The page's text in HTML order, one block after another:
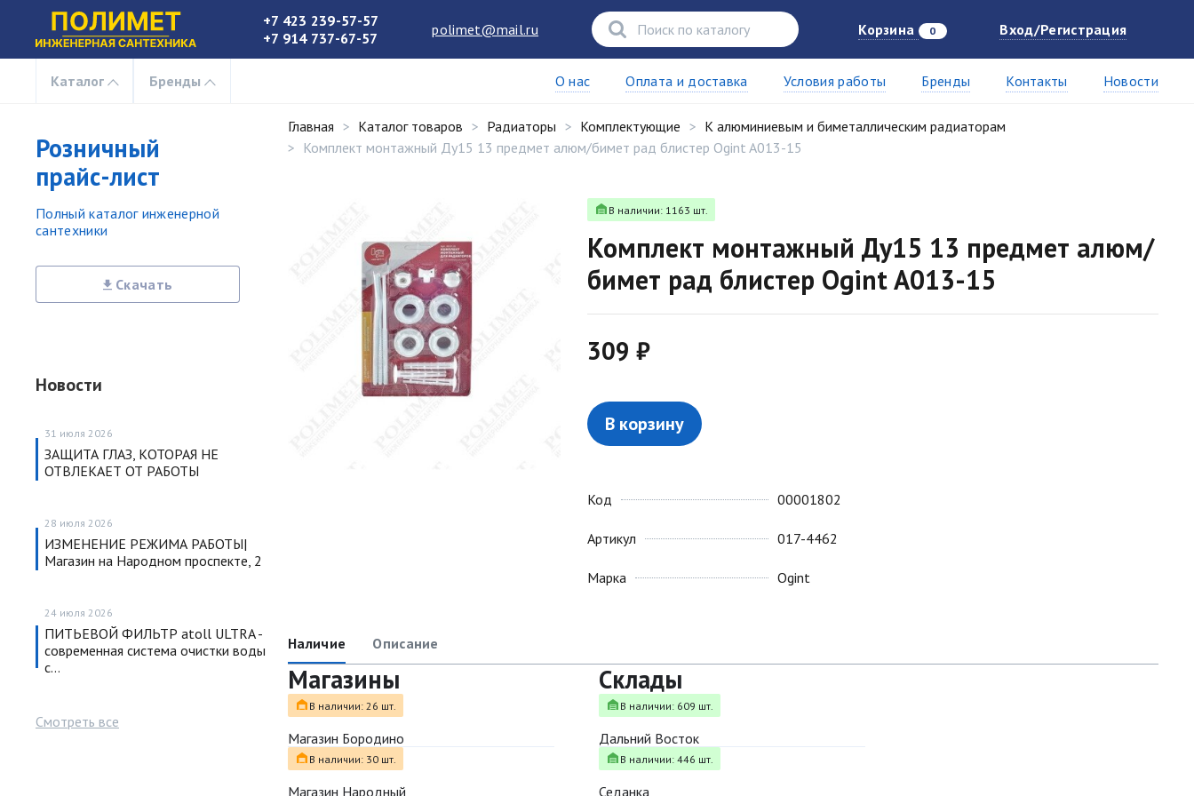
+7 423 239-57-57
+7 914 737-67-57
polimet@mail.ru Корзина 0 Вход/Регистрация
Каталог Бренды О нас Оплата и доставка Условия работы Бренды Контакты Новости
Розничный
прайс-лист
Полный каталог инженерной
сантехники
Скачать
Новости
31 июля 2026
ЗАЩИТА ГЛАЗ, КОТОРАЯ НЕ
ОТВЛЕКАЕТ ОТ РАБОТЫ
28 июля 2026
ИЗМЕНЕНИЕ РЕЖИМА РАБОТЫ|
Магазин на Народном проспекте, 2
24 июля 2026
ПИТЬЕВОЙ ФИЛЬТР atoll ULTRA -
современная система очистки воды
с…
Смотреть все
Главная Каталог товаров Радиаторы Комплектующие
К алюминиевым и биметаллическим радиаторам
Комплект монтажный Ду15 13 предмет алюм/бимет рад блистер Ogint A013-15
В наличии: 1163 шт.
Комплект монтажный Ду15 13 предмет алюм/
бимет рад блистер Ogint A013-15
309 ₽
В корзину
Код
Артикул
Марка
00001802
017-4462
Ogint
Наличие Описание
Магазины
В наличии: 26 шт.
Магазин Бородино
В наличии: 30 шт.
Магазин Народный
Склады
В наличии: 609 шт.
Дальний Восток
В наличии: 446 шт.
Седанка